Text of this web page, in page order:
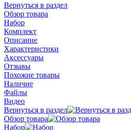
Вернуться в раздел
Обзор товара
Набор
Комплект
Описание
Характеристики
Аксессуары
Отзывы
Похожие товары
Наличие
Файлы
Видео
Вернуться в раздел
Обзор товара
Набор